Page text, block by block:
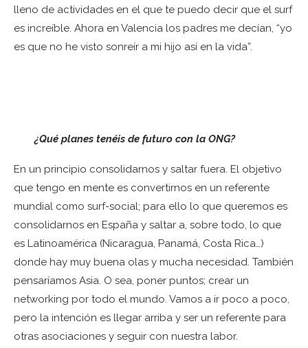
lleno de actividades en el que te puedo decir que el surf
es increíble. Ahora en Valencia los padres me decían, “yo
es que no he visto sonreír a mi hijo así en la vida”.
¿Qué planes tenéis de futuro con la ONG?
En un principio consolidarnos y saltar fuera. El objetivo
que tengo en mente es convertirnos en un referente
mundial como surf-social; para ello lo que queremos es
consolidarnos en España y saltar a, sobre todo, lo que
es Latinoamérica (Nicaragua, Panamá, Costa Rica…)
donde hay muy buena olas y mucha necesidad. También
pensaríamos Asia. O sea, poner puntos; crear un
networking por todo el mundo. Vamos a ir poco a poco,
pero la intención es llegar arriba y ser un referente para
otras asociaciones y seguir con nuestra labor.